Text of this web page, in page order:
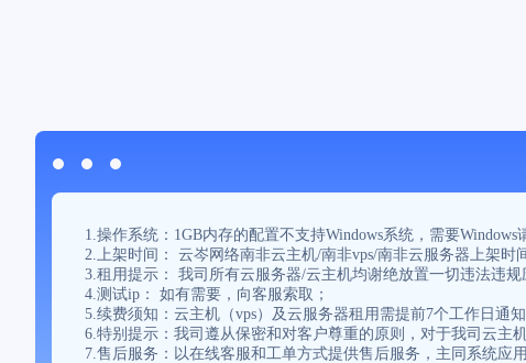
1.操作系统：1GB内存的配置不支持Windows系统，需要
2.上架时间： 云岑网络南非云主机/南非vps/南非云服务器上架时
3.租用提示： 我司所有云服务器/云主机均谢绝放置一切违法违规
4.测试ip： 如有需要，向客服索取；
5.续费须知：云主机（vps）及云服务器租用需提前7个工作日通
6.特别提示：我司遵从保密和对客户尊重的原则，对于我司云主
7.售后服务：以在线客服和工单方式提供售后服务，主同系统应